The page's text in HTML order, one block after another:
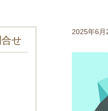
2025年6月
せ